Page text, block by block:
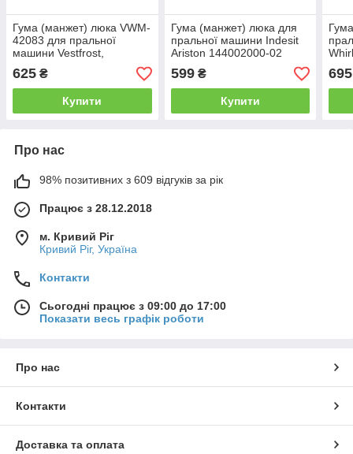
Гума (манжет) люка VWM-
42083 для пральної
машини Vestfrost,
Whirlpool, Rainford, Hansa,
Vico, Vestel
625 ₴
Купити
Гума (манжет) люка для
пральної машини Indesit
Ariston 144002000-02
599₴
Купити
695
Про нас
98% позитивних з 609 відгуків за рік
Працює з 28.12.2018
м. Кривий Ріг
Кривий Ріг, Україна
Контакти
Сьогодні працює з 09:00 до 17:00
Показати весь графік роботи
Про нас
Контакти
Доставка та оплата